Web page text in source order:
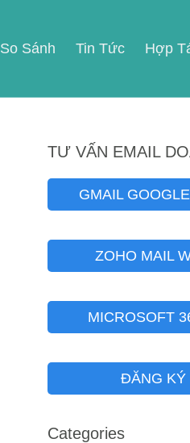
So Sánh Tin Tức Hợp
TƯ VẤN EMAIL
GMAIL
ZOHO MAIL
MICROSOFT
ĐĂNG KÝ
Categories